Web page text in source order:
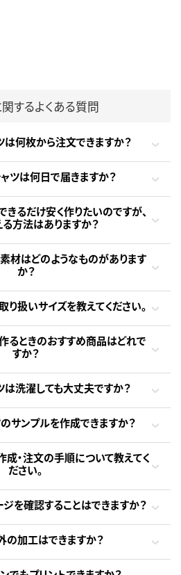
するよくある質問
は何枚から注文できますか？
ツは何日で届きますか？
るだけ安く作りたいのですが、
方法はありますか？
材はどのようなものがあります
か？
扱いサイズを教えてください。
るときのおすすめ商品はどれで
すか？
は洗濯しても大丈夫ですか？
サンプルを作成できますか？
成・注文の手順について教えてく
ださい。
を確認することはできますか？
の加工はできますか？